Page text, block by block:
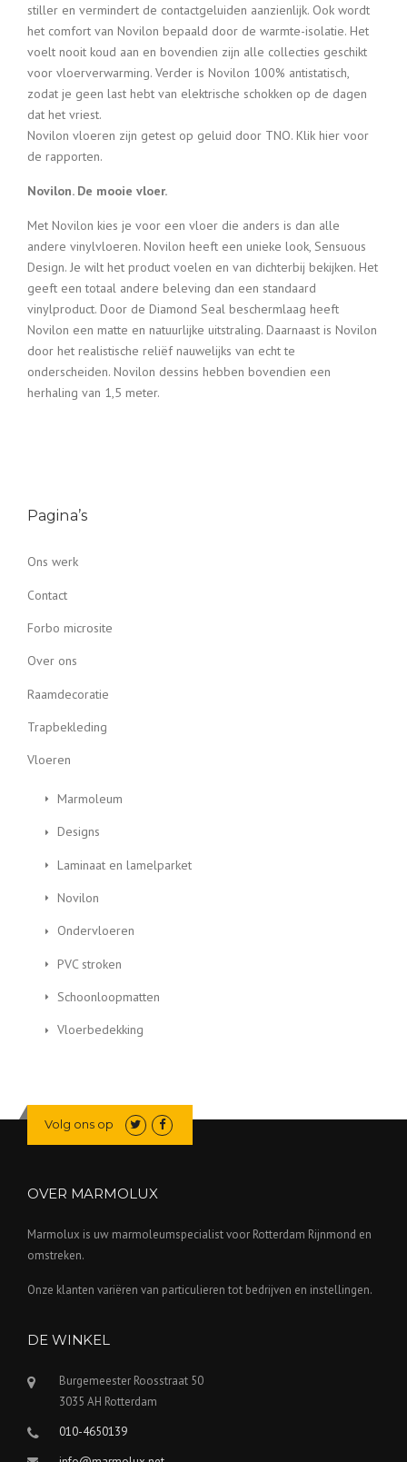
stiller en vermindert de contactgeluiden aanzienlijk. Ook wordt
het comfort van Novilon bepaald door de warmte-isolatie. Het
voelt nooit koud aan en bovendien zijn alle collecties geschikt
voor vloerverwarming. Verder is Novilon 100% antistatisch,
zodat je geen last hebt van elektrische schokken op de dagen
dat het vriest.
Novilon vloeren zijn getest op geluid door TNO. Klik hier voor
de rapporten.
Novilon. De mooie vloer.
Met Novilon kies je voor een vloer die anders is dan alle
andere vinylvloeren. Novilon heeft een unieke look, Sensuous
Design. Je wilt het product voelen en van dichterbij bekijken. Het
geeft een totaal andere beleving dan een standaard
vinylproduct. Door de Diamond Seal beschermlaag heeft
Novilon een matte en natuurlijke uitstraling. Daarnaast is Novilon
door het realistische reliëf nauwelijks van echt te
onderscheiden. Novilon dessins hebben bovendien een
herhaling van 1,5 meter.
Pagina’s
Ons werk
Contact
Forbo microsite
Over ons
Raamdecoratie
Trapbekleding
Vloeren
Marmoleum
Designs
Laminaat en lamelparket
Novilon
Ondervloeren
PVC stroken
Schoonloopmatten
Vloerbedekking
Volg ons op
OVER MARMOLUX
Marmolux is uw marmoleumspecialist voor Rotterdam Rijnmond en
omstreken.
Onze klanten variëren van particulieren tot bedrijven en instellingen.
DE WINKEL
Burgemeester Roosstraat 50
3035 AH Rotterdam
010-4650139